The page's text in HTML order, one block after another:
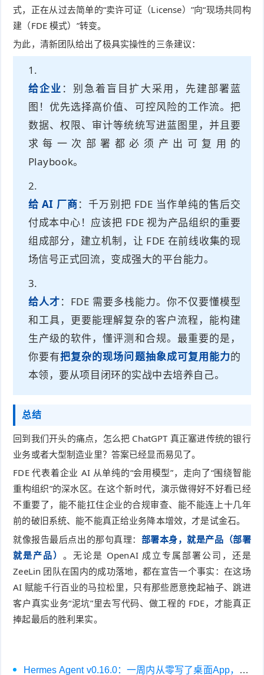
式，正在从过去简单的“卖许可证（License）”向“现场共同构
建（FDE 模式）”转变。
为此，清新团队给出了极具实操性的三条建议：
给企业 ：别急着盲目扩大采用，先建部署蓝
图！优先选择高价值、可控风险的工作流。把
数据、权限、审计等统统写进蓝图里，并且要
求每一次部署都必须产出可复用的
Playbook。
给 AI 厂商：千万别把 FDE 当作单纯的售后交
付成本中心！应该把 FDE 视为产品组织的重要
组成部分，建立机制，让 FDE 在前线收集的现
场信号正式回流，变成强大的平台能力。
给人才：FDE 需要多栈能力。你不仅要懂模型
和工具，更要能理解复杂的客户流程，能构建
生产级的软件，懂评测和合规。最重要的是，
你要有把复杂的现场问题抽象成可复用能力的
本领，要从项目闭环的实战中去培养自己。
总结
回到我们开头的痛点，怎么把 ChatGPT 真正塞进传统的银行
业务或者大型制造业里？答案已经显而易见了。
FDE 代表着企业 AI 从单纯的“会用模型”，走向了“围绕智能
重构组织”的深水区。在这个新时代，演示做得好不好看已经
不重要了，能不能扛住企业的合规审查、能不能连上十几年
前的破旧系统、能不能真正给业务降本增效，才是试金石。
就像报告最后点出的那句真理： 部署本身，就是产品（部署
就是产品）。无论是 OpenAI 成立专属部署公司，还是
ZeeLin 团队在国内的成功落地，都在宣告一个事实：在这场
AI 赋能千行百业的马拉松里，只有那些愿意挽起袖子、跳进
客户真实业务“泥坑”里去写代码、做工程的 FDE，才能真正
捧起最后的胜利果实。
Hermes Agent v0.16.0：一周内从零写了桌面App，三